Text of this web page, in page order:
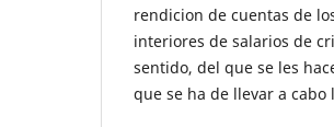
rendicion de cuentas de
interiores de salarios de
sentido, del que se les
que se ha de llevar a